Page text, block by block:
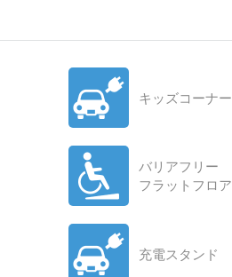
キッズコーナー
バリアフリー
フラットフロア
充電スタンド